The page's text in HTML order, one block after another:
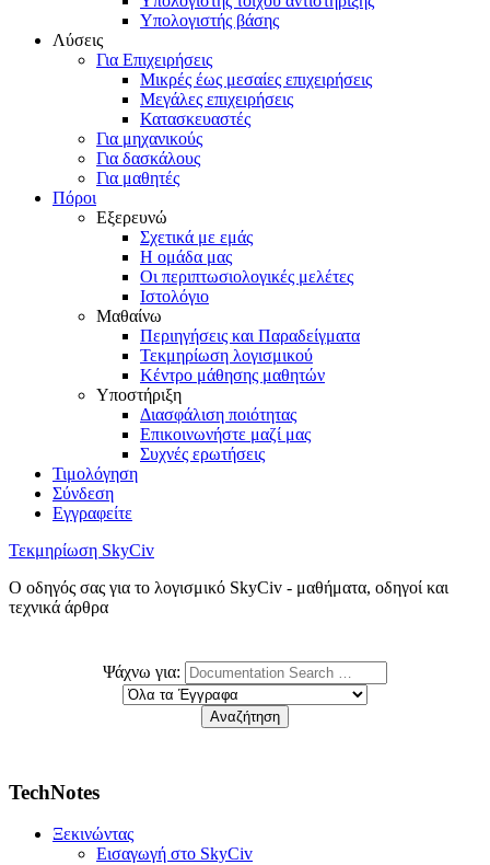
Υπολογιστής βάσης
Λύσεις
Για Επιχειρήσεις
Μικρές έως μεσαίες επιχειρήσεις
Μεγάλες επιχειρήσεις
Κατασκευαστές
Για μηχανικούς
Για δασκάλους
Για μαθητές
Πόροι
Εξερευνώ
Σχετικά με εμάς
Η ομάδα μας
Οι περιπτωσιολογικές μελέτες
Ιστολόγιο
Μαθαίνω
Περιηγήσεις και Παραδείγματα
Τεκμηρίωση λογισμικού
Κέντρο μάθησης μαθητών
Υποστήριξη
Διασφάλιση ποιότητας
Επικοινωνήστε μαζί μας
Συχνές ερωτήσεις
Τιμολόγηση
Σύνδεση
Εγγραφείτε
Τεκμηρίωση SkyCiv
Ο οδηγός σας για το λογισμικό SkyCiv - μαθήματα, οδηγοί και
τεχνικά άρθρα
Ψάχνω για:
TechNotes
Ξεκινώντας
Εισαγωγή στο SkyCiv